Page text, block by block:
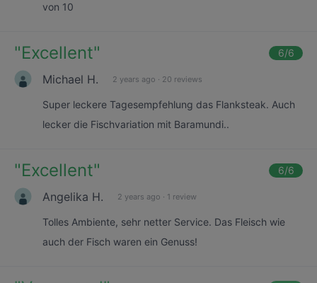
von 10
"Excellent" 6/6
Michael H. 2 years ago · 20 reviews
Super leckere Tagesempfehlung das Flanksteak. Auch
lecker die Fischvariation mit Baramundi..
"Excellent" 6/6
Angelika H. 2 years ago · 1 review
Tolles Ambiente, sehr netter Service. Das Fleisch wie
auch der Fisch waren ein Genuss!